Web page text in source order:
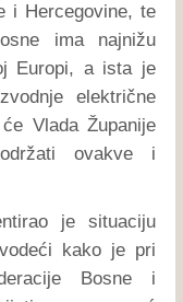
i Hercegovine, te
ima najnižu
Europi, a ista je
električne
Vlada Županije
ovakve i
je situaciju
kako je pri
Bosne i